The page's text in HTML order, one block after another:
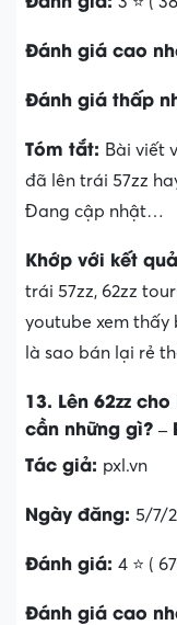
Đánh giá cao
Đánh giá thấp
Tóm tắt: Bài viết
đã lên trái 57zz
Đang cập nhật…
Khớp với kết
trái 57zz, 62zz
youtube xem thấy
là sao bán lại rẻ
13. Lên 62zz
cần những gì? –
Tác giả: pxl.vn
Ngày đăng: 5/7/
Đánh giá: 4 ⭐ (
Đánh giá cao